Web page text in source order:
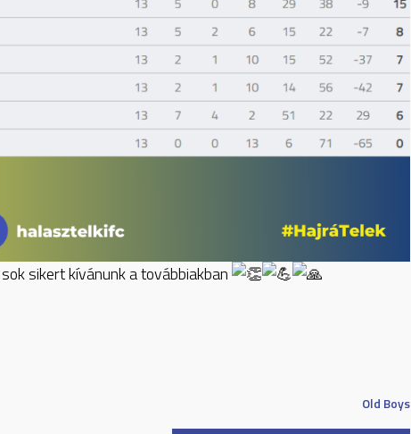
sikert kívánunk a továbbiakban
Old Boys